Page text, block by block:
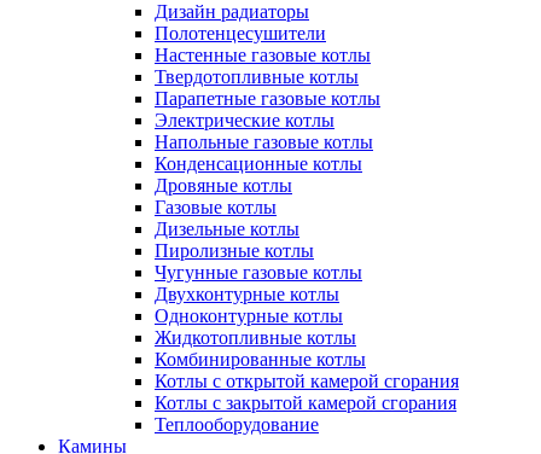
Дизайн радиаторы
Полотенцесушители
Настенные газовые котлы
Твердотопливные котлы
Парапетные газовые котлы
Электрические котлы
Напольные газовые котлы
Конденсационные котлы
Дровяные котлы
Газовые котлы
Дизельные котлы
Пиролизные котлы
Чугунные газовые котлы
Двухконтурные котлы
Одноконтурные котлы
Жидкотопливные котлы
Комбинированные котлы
Котлы с открытой камерой сгорания
Котлы с закрытой камерой сгорания
Теплооборудование
Камины